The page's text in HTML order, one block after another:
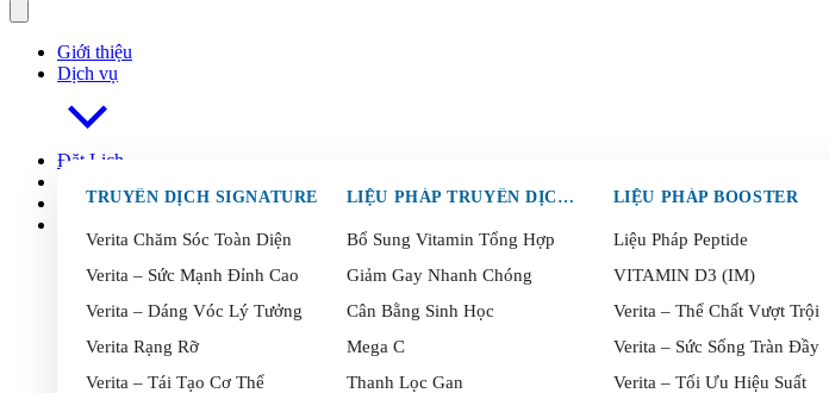
Giới thiệu
Dịch vụ
TRUYỀN DỊCH SIGNATURE
Verita Chăm Sóc Toàn Diện
Verita – Sức Mạnh Đỉnh Cao
Verita – Dáng Vóc Lý Tưởng
Verita Rạng Rỡ
Verita – Tái Tạo Cơ Thể
LIỆU PHÁP TRUYỀN DỊCH (IV)
Bổ Sung Vitamin Tổng Hợp
Giảm Gay Nhanh Chóng
Cân Bằng Sinh Học
Mega C
Thanh Lọc Gan
LIỆU PHÁP BOOSTER
Liệu Pháp Peptide
VITAMIN D3 (IM)
Verita – Thể Chất Vượt Trội
Verita – Sức Sống Tràn Đầy
Verita – Tối Ưu Hiệu Suất
Đặt Lịch
FAQ
Blog